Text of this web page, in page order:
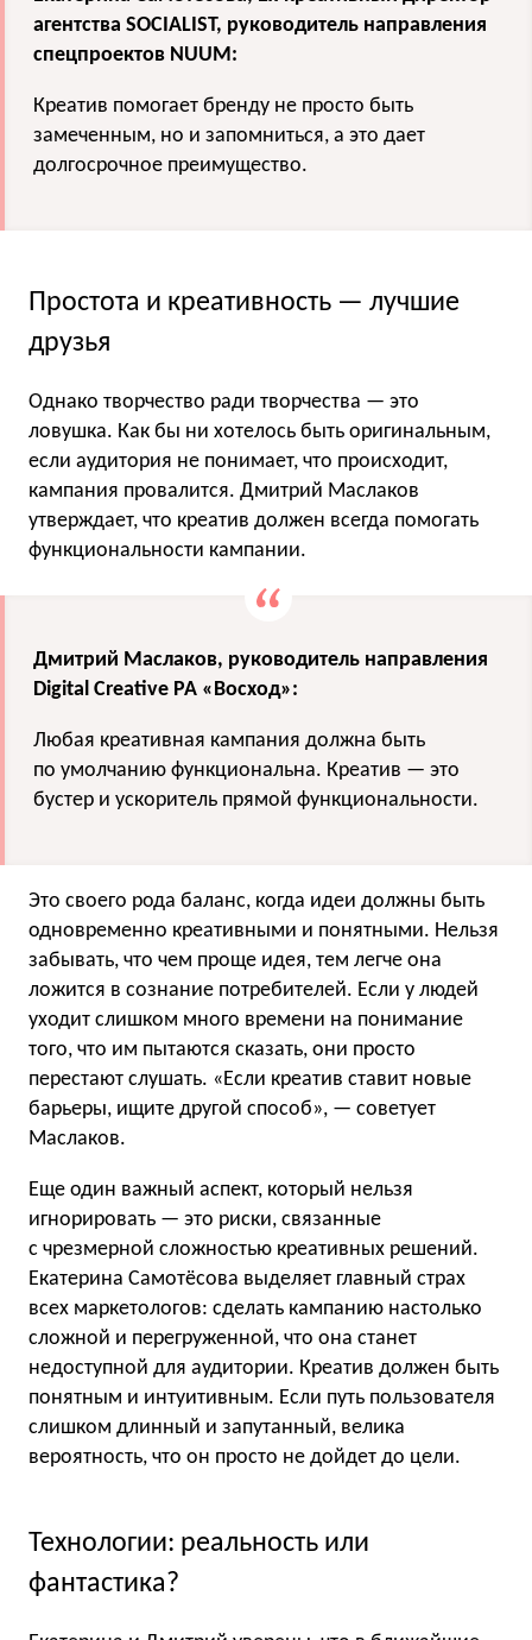
агентства SOCIALIST, руководитель направления
спецпроектов NUUM:
Креатив помогает бренду не просто быть
замеченным, но и запомниться, а это дает
долгосрочное преимущество.
Простота и креативность — лучшие
друзья
Однако творчество ради творчества — это
ловушка. Как бы ни хотелось быть оригинальным,
если аудитория не понимает, что происходит,
кампания провалится. Дмитрий Маслаков
утверждает, что креатив должен всегда помогать
функциональности кампании.
Дмитрий Маслаков, руководитель направления
Digital Creative РА «Восход»:
Любая креативная кампания должна быть
по умолчанию функциональна. Креатив — это
бустер и ускоритель прямой функциональности.
Это своего рода баланс, когда идеи должны быть
одновременно креативными и понятными. Нельзя
забывать, что чем проще идея, тем легче она
ложится в сознание потребителей. Если у людей
уходит слишком много времени на понимание
того, что им пытаются сказать, они просто
перестают слушать. «Если креатив ставит новые
барьеры, ищите другой способ», — советует
Маслаков.
Еще один важный аспект, который нельзя
игнорировать — это риски, связанные
с чрезмерной сложностью креативных решений.
Екатерина Самотёсова выделяет главный страх
всех маркетологов: сделать кампанию настолько
сложной и перегруженной, что она станет
недоступной для аудитории. Креатив должен быть
понятным и интуитивным. Если путь пользователя
слишком длинный и запутанный, велика
вероятность, что он просто не дойдет до цели.
Технологии: реальность или
фантастика?